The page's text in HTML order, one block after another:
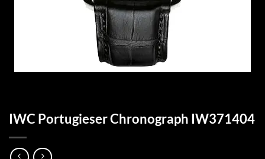
IWC Portugieser Chronograph IW371404